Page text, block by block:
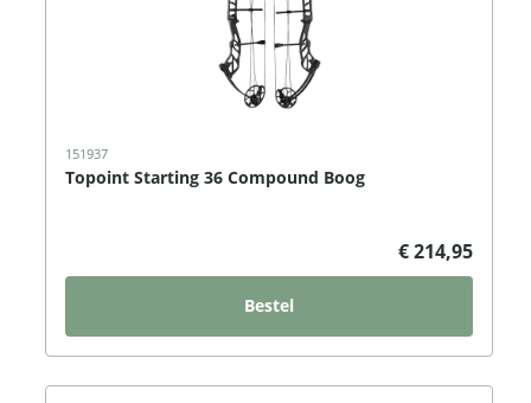
151937
Topoint Starting 36 Compound Boog
€ 214,95
Bestel